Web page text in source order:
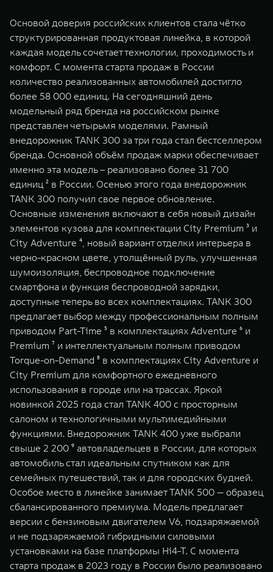
Основой доверия российских клиентов стала чётко
структурированная продуктовая линейка, в которой
каждая модель сочетает технологии, проходимость и
комфорт. С момента старта продаж в России
количество реализованных автомобилей достигло
более 58 000 единиц. На сегодняшний день
модельный ряд бренда на российском рынке
представлен четырьмя моделями. Рамный
внедорожник TANK 300 за три года стал бестселлером
бренда. Основной объём продаж марки обеспечивает
именно эта модель – реализовано более 31 700
единиц ² в России. Осенью этого года внедорожник
TANK 300 получил свое первое обновление.
Основные изменения включают в себя новый дизайн
элементов кузова для комплектации City Premium ³ и
City Adventure ⁴, новый вариант отделки интерьера в
черно-красном цвете, утолщённый руль, улучшенная
шумоизоляция, беспроводное подключение
смартфона и функция беспроводной зарядки,
доступные теперь во всех комплектациях. TANK 300
предлагает выбор между профессиональным полным
приводом Part-Time ⁵ в комплектациях Adventure ⁶ и
Premium ⁷ и интеллектуальным полным приводом
Torque-on-Demand ⁸ в комплектациях City Adventure и
City Premium для комфортного ежедневного
использования в городе или на трассах. Яркой
новинкой 2025 года стал TANK 400 с просторным
салоном и технологичными мультимедийными
функциями. Внедорожник TANK 400 уже выбрали
свыше 2 200 ⁹ автовладельцев в России, для которых
автомобиль стал идеальным спутником как для
семейных путешествий, так и для городских будней.
Особое место в линейке занимает TANK 500 — образец
сбалансированного премиума. Модель предлагает
версии с бензиновым двигателем V6, подзаряжаемой
и не подзаряжаемой гибридными силовыми
установками на базе платформы Hi4-T. С момента
старта продаж в 2023 году в России было реализовано